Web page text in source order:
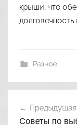
крыши, что
Разное
по
Предыдущая
Советы по